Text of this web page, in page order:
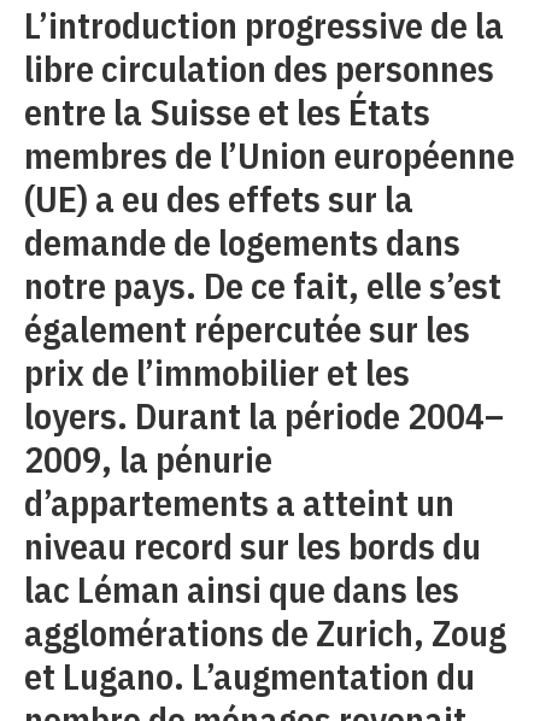
L’introduction progressive de la
libre circulation des personnes
entre la Suisse et les États
membres de l’Union européenne
(UE) a eu des effets sur la
demande de logements dans
notre pays. De ce fait, elle s’est
également répercutée sur les
prix de l’immobilier et les
loyers. Durant la période 2004–
2009, la pénurie
d’appartements a atteint un
niveau record sur les bords du
lac Léman ainsi que dans les
agglomérations de Zurich, Zoug
et Lugano. L’augmentation du